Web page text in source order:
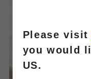
Please visit
you would
US.